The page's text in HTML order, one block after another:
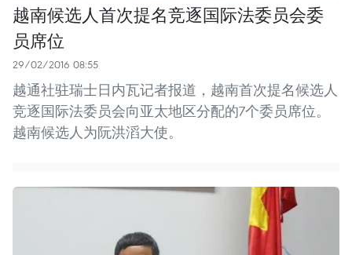
越南候选人首次提名竞逐国际法委员会委
员席位
29/02/2016 08:55
越通社驻瑞士日内瓦记者报道，越南首次提名候选人
竞逐国际法委员会向亚太地区分配的7个委员席位。
越南候选人为阮洪滔大使。